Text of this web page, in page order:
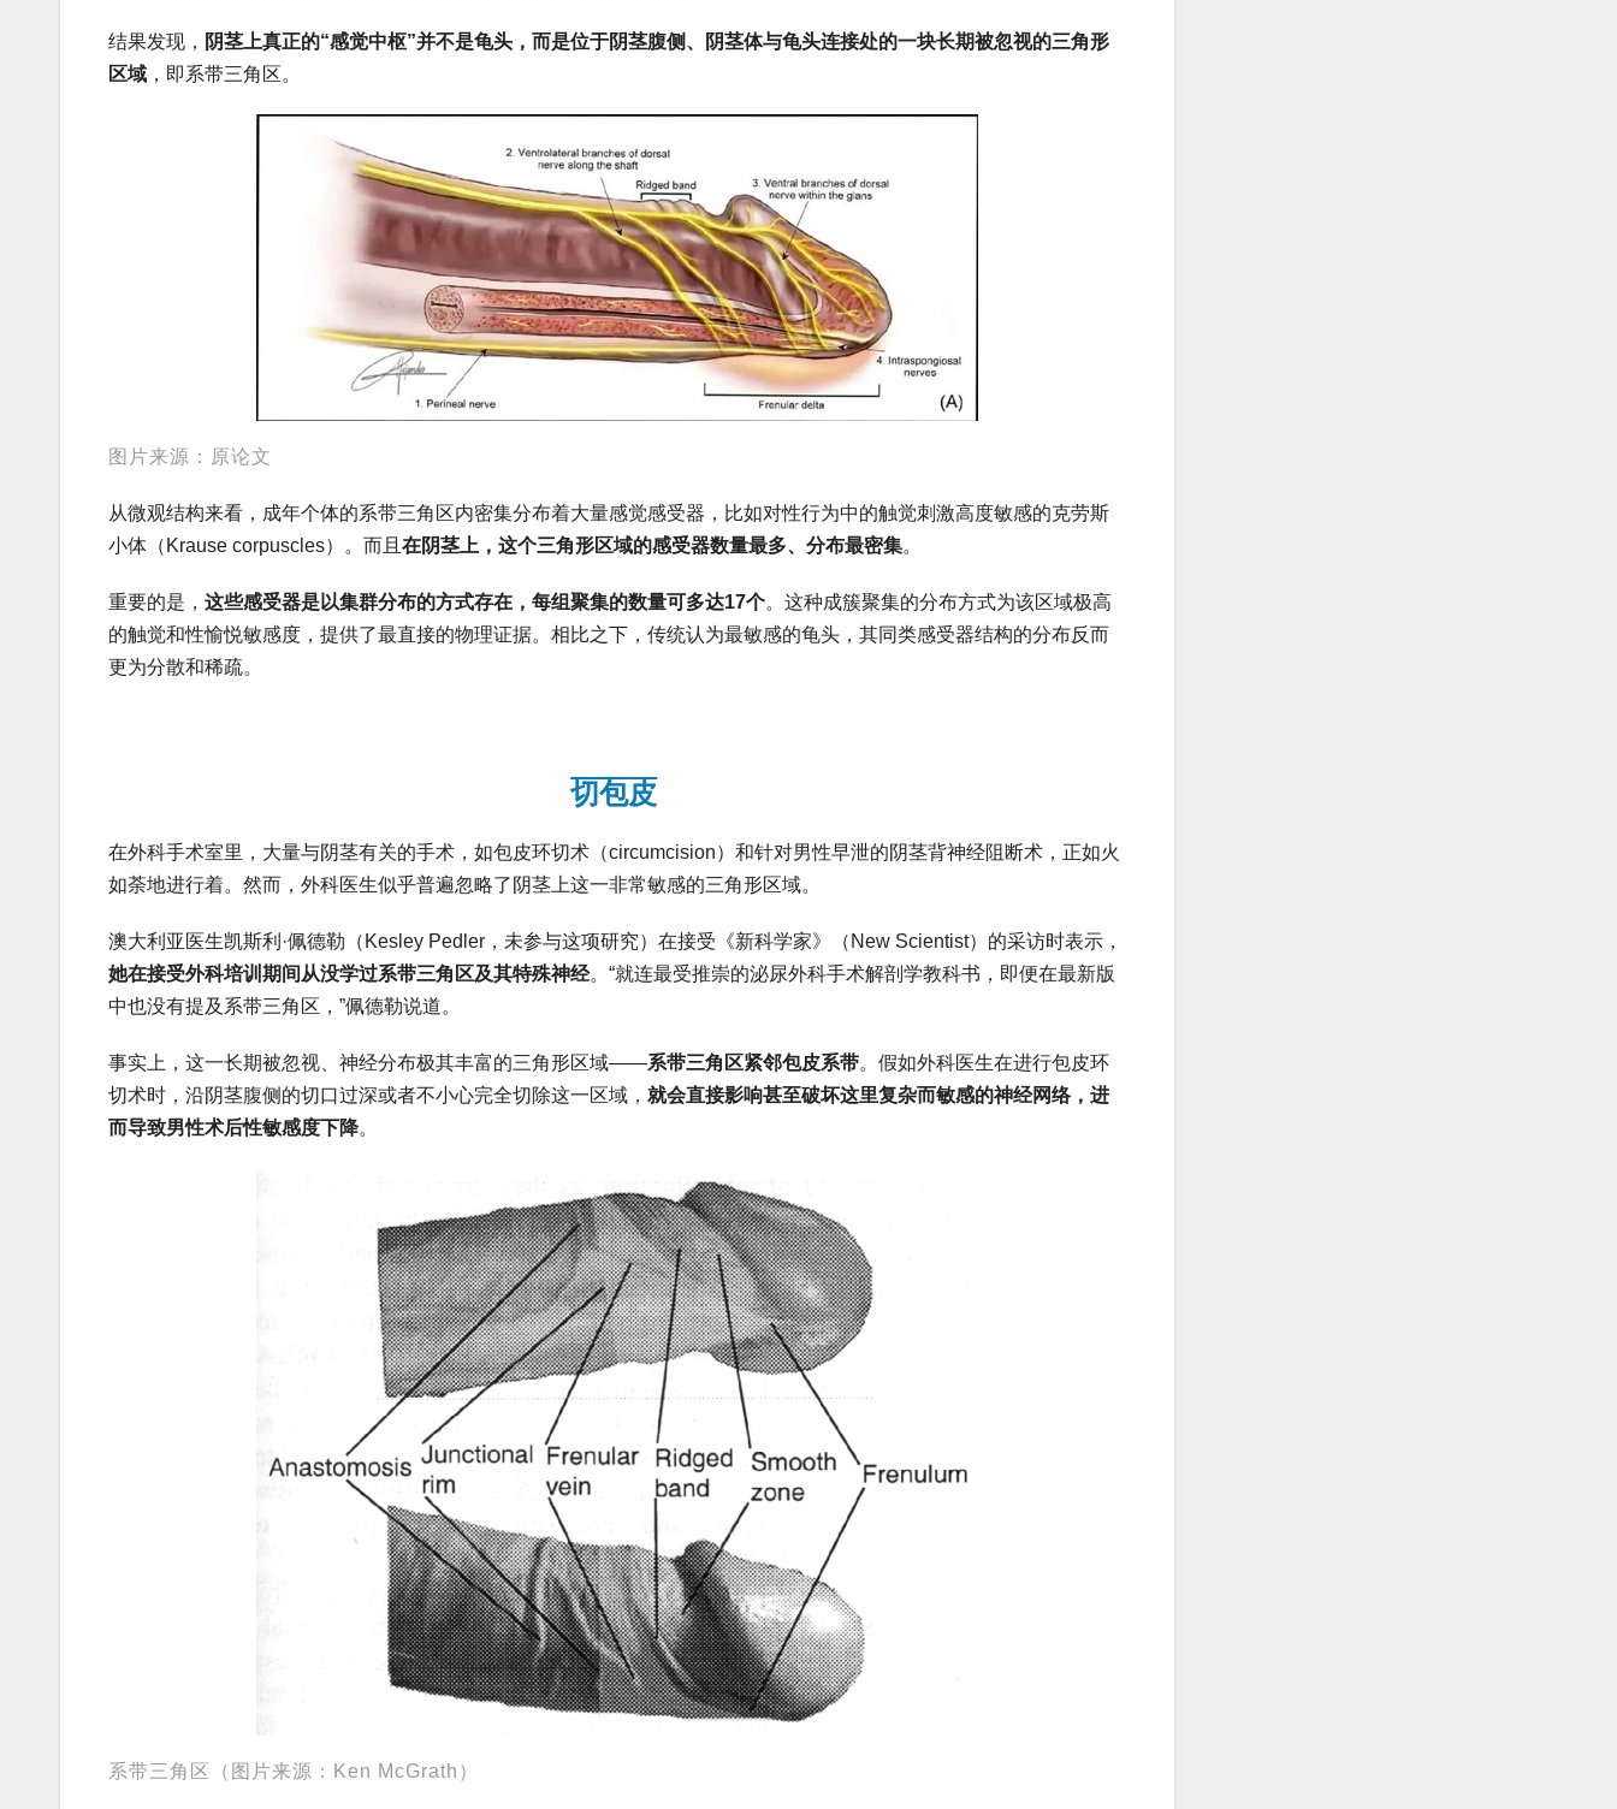
结果发现， 阴茎上真正的“感觉中枢”并不是龟头，而是位于阴茎腹侧、阴茎体与龟头连接处的一块长期被忽视的三角形
区域 ，即系带三角区。
图片来源：原论文
从微观结构来看，成年个体的系带三角区内密集分布着大量感觉感受器，比如对性行为中的触觉刺激高度敏感的克劳斯
小体（Krause corpuscles）。而且 在阴茎上，这个三角形区域的感受器数量最多、分布最密集。
重要的是， 这些感受器是以集群分布的方式存在，每组聚集的数量可多达17个。这种成簇聚集的分布方式为该区域极高
的触觉和性愉悦敏感度，提供了最直接的物理证据。相比之下，传统认为最敏感的龟头，其同类感受器结构的分布反而
更为分散和稀疏。
切包皮
在外科手术室里，大量与阴茎有关的手术，如包皮环切术（circumcision）和针对男性早泄的阴茎背神经阻断术，正如火
如荼地进行着。然而，外科医生似乎普遍忽略了阴茎上这一非常敏感的三角形区域。
澳大利亚医生凯斯利·佩德勒（Kesley Pedler，未参与这项研究）在接受《新科学家》（New Scientist）的采访时表示，
她在接受外科培训期间从没学过系带三角区及其特殊神经。“就连最受推崇的泌尿外科手术解剖学教科书，即便在最新版
中也没有提及系带三角区，”佩德勒说道。
事实上，这一长期被忽视、神经分布极其丰富的三角形区域——系带三角区紧邻包皮系带。假如外科医生在进行包皮环
切术时，沿阴茎腹侧的切口过深或者不小心完全切除这一区域， 就会直接影响甚至破坏这里复杂而敏感的神经网络，进
而导致男性术后性敏感度下降。
系带三角区（图片来源：Ken McGrath）